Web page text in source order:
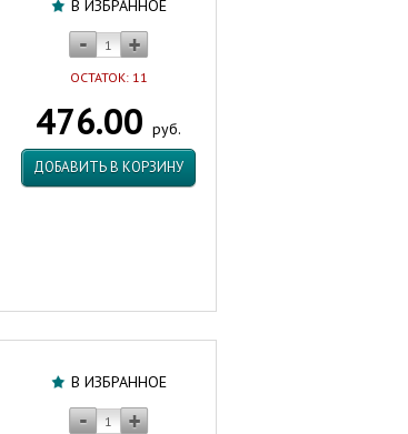
В ИЗБРАННОЕ
ОСТАТОК: 11
476.00 руб.
ДОБАВИТЬ В КОРЗИНУ
В ИЗБРАННОЕ